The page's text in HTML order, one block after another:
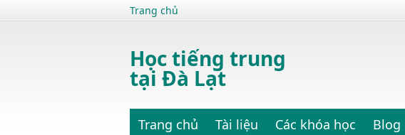
Trang chủ
Học tiếng trung
tại Đà Lạt
Trang chủ Tài liệu Các khóa học Blog